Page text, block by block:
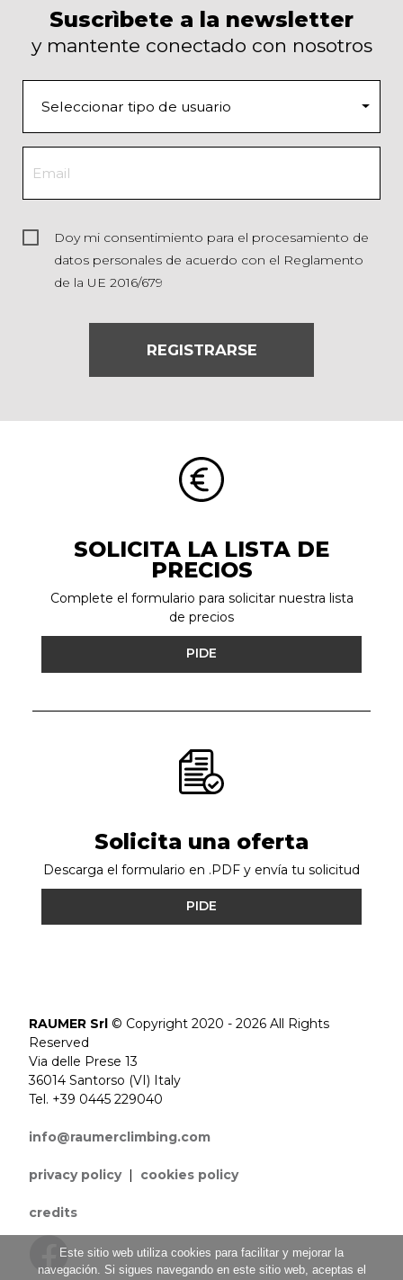
Suscrìbete a la newsletter
y mantente conectado con nosotros
Doy mi consentimiento para el procesamiento de
datos personales de acuerdo con el Reglamento
de la UE 2016/679
REGISTRARSE
SOLICITA LA LISTA DE
PRECIOS
Complete el formulario para solicitar nuestra lista
de precios
PIDE
Solicita una oferta
Descarga el formulario en .PDF y envía tu solicitud
PIDE
RAUMER Srl © Copyright 2020 - 2026 All Rights
Reserved
Via delle Prese 13
36014 Santorso (VI) Italy
Tel. +39 0445 229040
info@raumerclimbing.com
privacy policy| cookies policy
credits
Este sitio web utiliza cookies para facilitar y mejorar la
navegación. Si sigues navegando en este sitio web, aceptas el